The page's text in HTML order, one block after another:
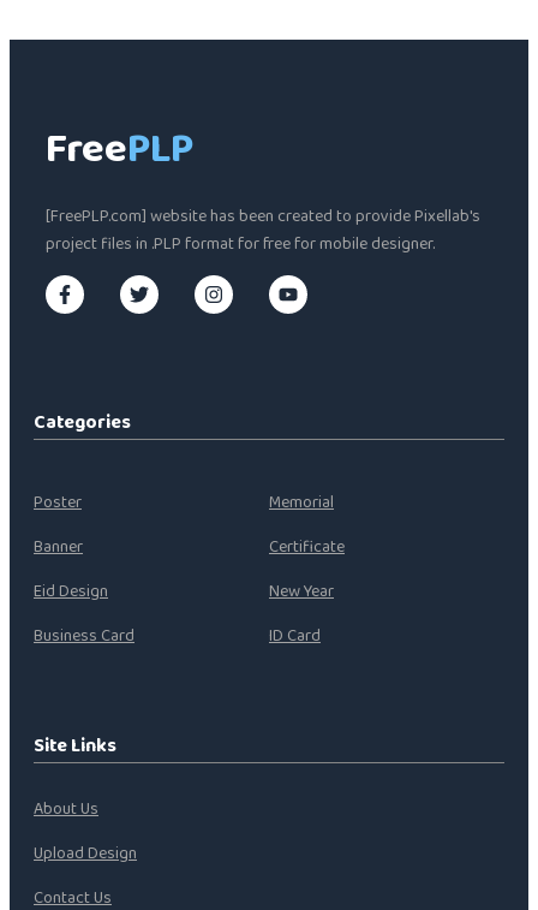
FreePLP
[FreePLP.com] website has been created to provide Pixellab's
project files in .PLP format for free for mobile designer.
Categories
Poster
Banner
Eid Design
Business Card
Memorial
Certificate
New Year
ID Card
Site Links
About Us
Upload Design
Contact Us